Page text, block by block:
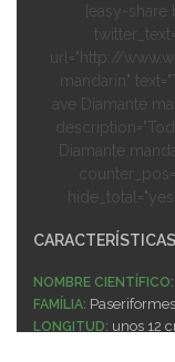
[easy-share
url="http://
mandarin"
ave Diamante
Diamante
NOMBRE CIENTÍFICO:
FAMÍLIA:
LONGITUD: unos 12